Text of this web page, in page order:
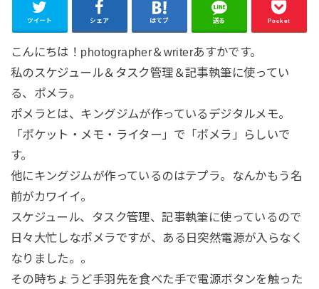
ツイート シェア はてブ 送る Pocket
こんにちは！photographer＆writerあすかです。
私のスケジュール＆タスク管理＆記事執筆に使ってい
る、ポメラ。
ポメラとは、キングジムが作っているデジタルメモ。
「ポケット・メモ・ライター」で「ポメラ」らしいで
す。
他にキングジムが作っているのはテプラ。なんかもう名
前がカワイイ。
スケジュール、タスク管理、記事執筆に使っているので
日々大忙しなポメラですが、ある日突然電源が入らなく
なりました。。
その時ちょうど手羽先を食べた手で電源ボタンを触った